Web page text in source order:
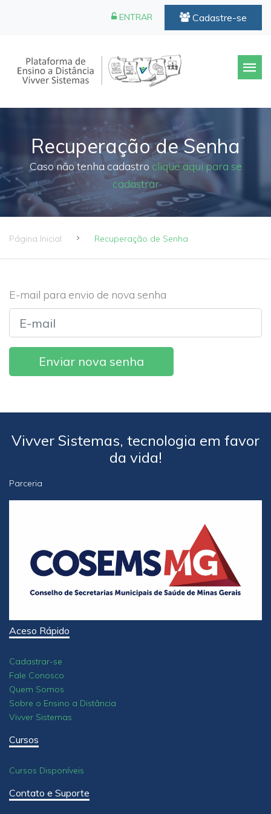
ENTRAR Cadastre-se
Recuperação de Senha
Caso não tenha cadastro clique aqui para se
cadastrar
Página Inicial Recuperação de Senha
E-mail para envio de nova senha
Vivver Sistemas, tecnologia em favor
da vida!
Parceria
Aceso Rápido
Cadastrar-se
Fale Conosco
Quem Somos
Sobre o Ensino a Distância
Vivver Sistemas
Cursos
Cursos Disponíveis
Contato e Suporte